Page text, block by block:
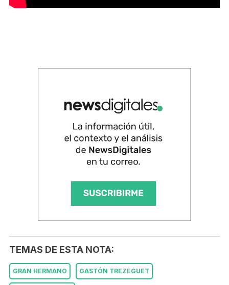
TEMAS DE ESTA NOTA:
GRAN HERMANO GASTÓN TREZEGUET